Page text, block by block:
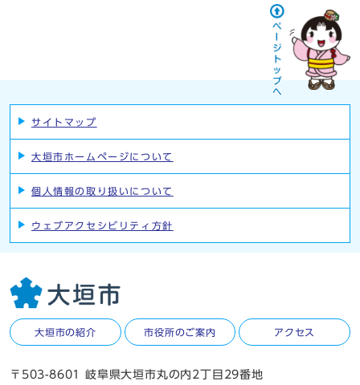
サイトマップ
大垣市ホームページについて
個人情報の取り扱いについて
ウェブアクセシビリティ方針
大垣市の紹介 市役所のご案内 アクセス
〒503-8601 岐阜県大垣市丸の内2丁目29番地